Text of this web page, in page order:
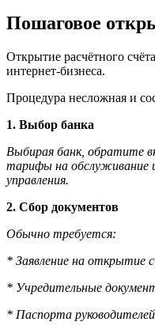
Пошаговое
Открытие расчётного
интернет-бизнеса.
Процедура несложная и
1. Выбор банка
Выбирая банк, обратите
тарифы на обслуживание
управления.
2. Сбор документов
Обычно требуется:
* Заявление на открытие
* Учредительные
* Паспорта руководителей